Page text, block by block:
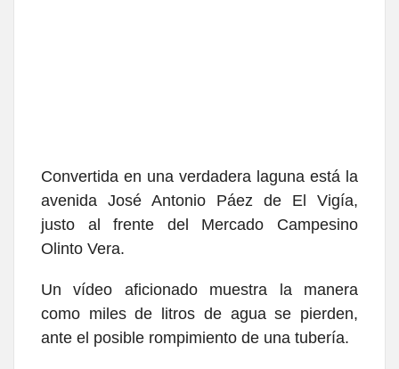
Convertida en una verdadera laguna está la
avenida José Antonio Páez de El Vigía,
justo al frente del Mercado Campesino
Olinto Vera.
Un vídeo aficionado muestra la manera
como miles de litros de agua se pierden,
ante el posible rompimiento de una tubería.